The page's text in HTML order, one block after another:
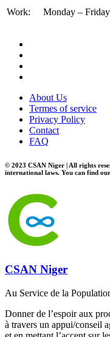
Work: Monday –
About Us
Termes of service
Privacy Policy
Contact
FAQ
© 2023 CSAN Niger | All rights
international laws. You can find
CSAN Niger
Au Service de la
Donner de l’espoir aux
à travers un appui/conseil